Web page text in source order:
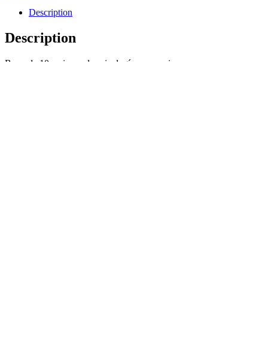
psicología
Description
Description
Bono de 10 sesiones de psicología para socios.